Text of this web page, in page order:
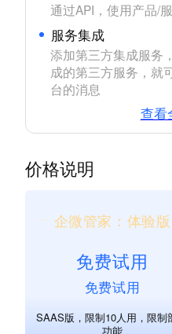
通过API，使用产品/
服务集成
添加第三方集成服务
成的第三方服务，就
台的消息
查看
价格说明
企微管家：体验版
免费试用
免费试用
SAAS版，限制10人用，限制
功能